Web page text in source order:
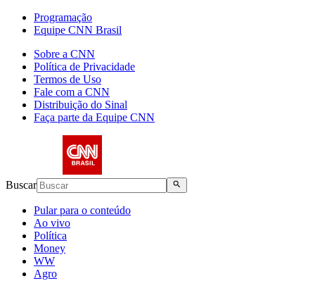
Programação
Equipe CNN Brasil
Sobre a CNN
Política de Privacidade
Termos de Uso
Fale com a CNN
Distribuição do Sinal
Faça parte da Equipe CNN
Buscar
Pular para o conteúdo
Ao vivo
Política
Money
WW
Agro